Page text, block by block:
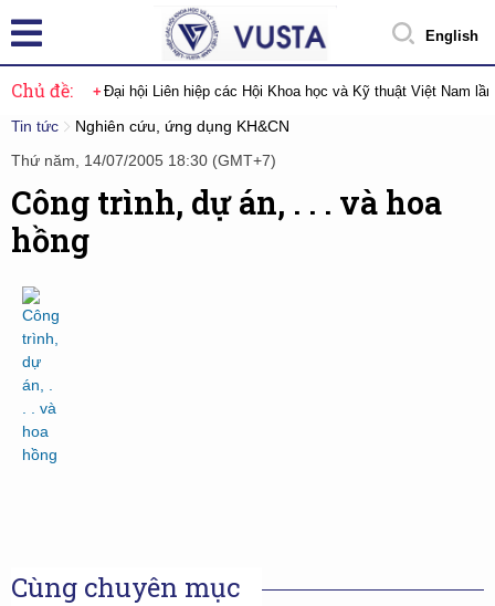
English
Chủ đề: Đại hội Liên hiệp các Hội Khoa học và Kỹ thuật Việt Nam
Tin tức
Nghiên cứu, ứng dụng KH&CN
Thứ năm, 14/07/2005 18:30 (GMT+7)
Công trình, dự án, . . . và hoa
hồng
Cùng chuyên mục